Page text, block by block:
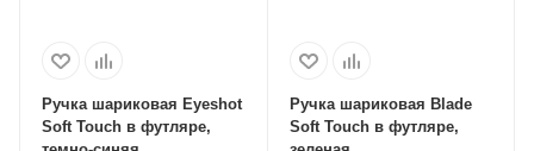
Ручка шариковая Eyeshot
Soft Touch в футляре,
Ручка шариковая Blade
Soft Touch в футляре,